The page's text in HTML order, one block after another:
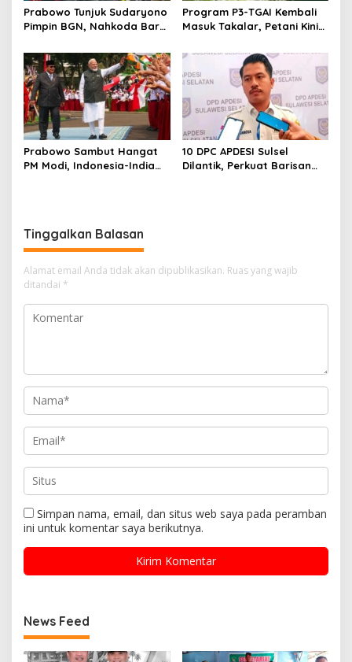
Prabowo Tunjuk Sudaryono
Pimpin BGN, Nahkoda Baru
Gratis
Program P3-TGAI Kembali
Masuk Takalar, Petani Kini
Prabowo Sambut Hangat
PM Modi, Indonesia-India
10 DPC APDESI Sulsel
Dilantik, Perkuat Barisan
Tinggalkan Balasan
Alamat email Anda tidak akan dipublikasikan. Ruas yang wajib
ditandai *
Simpan nama, email, dan situs web saya pada peramban
ini untuk komentar saya berikutnya.
News Feed